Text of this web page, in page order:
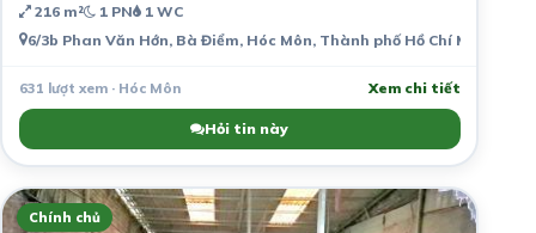
216 m² 1 PN 1 WC
6/3b Phan Văn Hớn, Bà Điểm, Hóc Môn, Thành phố Hồ Chí Minh,
631 lượt xem · Hóc Môn Xem chi tiết
Hỏi tin này
Chính chủ